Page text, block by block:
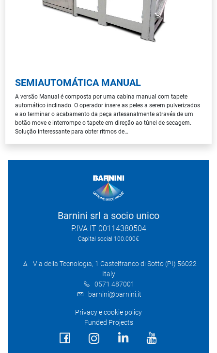
SEMIAUTOMÁTICA MANUAL
A versão Manual é composta por uma cabina manual com tapete
automático inclinado. O operador insere as peles a serem pulverizados
e ao terminar o acabamento da peça artesanalmente através de um
botão move e interrompe o tapete em direção ao túnel de secagem.
Solução interessante para obter ritmos de…
Barnini srl a socio unico
P.IVA IT 00114380504
Capital social 100.000€
Via della Tecnologia, 1 Castelfranco di Sotto (PI) 56022
Italy
0571 487001
barnini@barnini.it
Privacy e cookie policy
Funded Projects